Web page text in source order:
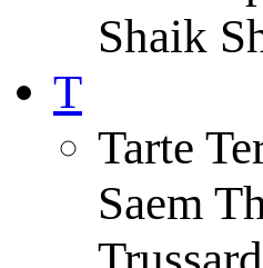
Shaik
T
Tarte
Saem